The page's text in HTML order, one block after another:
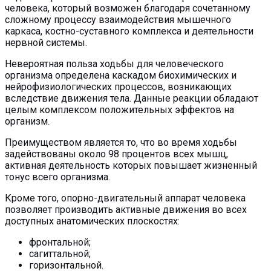
человека, который возможен благодаря сочетанному
сложному процессу взаимодействия мышечного
каркаса, костно-суставного комплекса и деятельности
нервной системы.
Невероятная польза ходьбы для человеческого
организма определена каскадом биохимических и
нейрофизиологических процессов, возникающих
вследствие движения тела. Данные реакции обладают
целым комплексом положительных эффектов на
организм.
Преимуществом является то, что во время ходьбы
задействованы около 98 процентов всех мышц,
активная деятельность которых повышает жизненный
тонус всего организма.
Кроме того, опорно-двигательный аппарат человека
позволяет производить активные движения во всех
доступных анатомических плоскостях:
фронтальной;
сагиттальной;
горизонтальной.